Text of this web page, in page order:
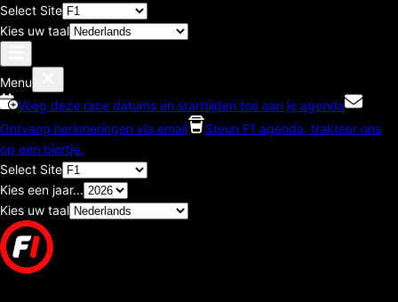
Select Site
Kies uw taal
Menu
Voeg deze race datums en starttijden toe aan je agenda
Ontvang herinneringen via email
Steun F1 agenda, trakteer ons
op een biertje.
Select Site
Kies een jaar...
Kies uw taal